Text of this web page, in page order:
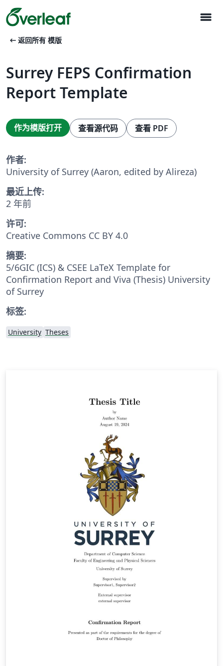
menu
arrow_left_alt 返回所有 模版
Surrey FEPS Confirmation
Report Template
作为模版打开 查看源代码 查看 PDF
作者:
University of Surrey (Aaron, edited by Alireza)
最近上传:
2 年前
许可:
Creative Commons CC BY 4.0
摘要:
5/6GIC (ICS) & CSEE LaTeX Template for
Confirmation Report and Viva (Thesis) University
of Surrey
标签:
University Theses